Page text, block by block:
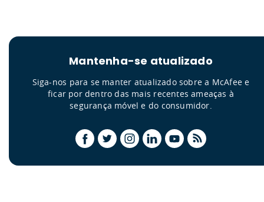
Mantenha-se atualizado
Siga-nos para se manter atualizado sobre a McAfee e
ficar por dentro das mais recentes ameaças à
segurança móvel e do consumidor.